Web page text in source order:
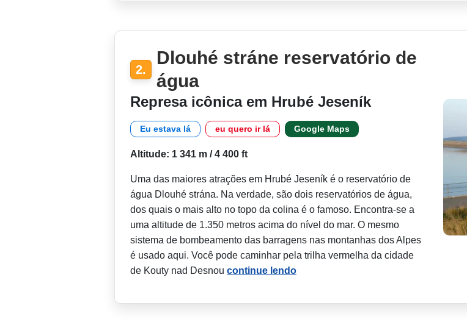
2.
Dlouhé stráne reservatório de
água
Represa icônica em Hrubé Jeseník
Eu estava lá eu quero ir lá Google Maps
Altitude: 1 341 m / 4 400 ft
Uma das maiores atrações em Hrubé Jeseník é o reservatório de
água Dlouhé strána. Na verdade, são dois reservatórios de água,
dos quais o mais alto no topo da colina é o famoso. Encontra-se a
uma altitude de 1.350 metros acima do nível do mar. O mesmo
sistema de bombeamento das barragens nas montanhas dos Alpes
é usado aqui. Você pode caminhar pela trilha vermelha da cidade
de Kouty nad Desnou continue lendo